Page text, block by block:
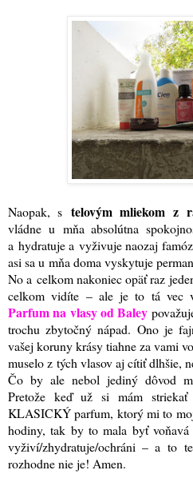
Naopak, s telovým mliekom z
vládne u mňa absolútna
a hydratuje a vyživuje naozaj
asi sa u mňa doma vyskytuje
No a celkom nakoniec opäť raz
celkom vidíte – ale je to tá vec
Parfum na vlasy od Baley
trochu zbytočný nápad. Ono je
vašej koruny krásy tiahne za vami
muselo z tých vlasov aj cítiť dlhšie,
Čo by ale nebol jediný dôvod
Pretože keď už si mám
KLASICKÝ parfum, ktorý mi to
hodiny, tak by to mala byť
vyživí/zhydratuje/ochráni – a to
rozhodne nie je! Amen.